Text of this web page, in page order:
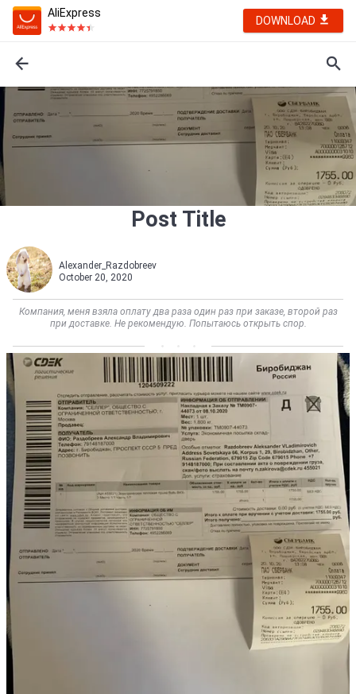
AliExpress
DOWNLOAD
Post Title
Alexander_Razdobreev
October 20, 2020
Компания, меня взяла оплату два раза один раз при заказе, второй раз
при доставке. Не рекомендую. Попытаюсь открыть спор.